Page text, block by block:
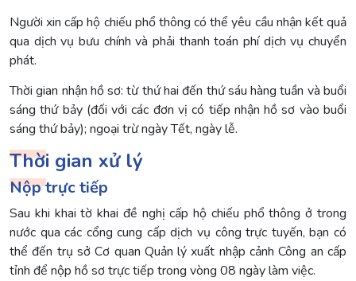
Người xin cấp hộ chiếu phổ thông có thể yêu cầu nhận kết quả
qua dịch vụ bưu chính và phải thanh toán phí dịch vụ chuyển
phát.
Thời gian nhận hồ sơ: từ thứ hai đến thứ sáu hàng tuần và buổi
sáng thứ bảy (đối với các đơn vị có tiếp nhận hồ sơ vào buổi
sáng thứ bảy); ngoại trừ ngày Tết, ngày lễ.
Thời gian xử lý
Nộp trực tiếp
Sau khi khai tờ khai đề nghị cấp hộ chiếu phổ thông ở trong
nước qua các cổng cung cấp dịch vụ công trực tuyến, bạn có
thể đến trụ sở Cơ quan Quản lý xuất nhập cảnh Công an cấp
tỉnh để nộp hồ sơ trực tiếp trong vòng 08 ngày làm việc.